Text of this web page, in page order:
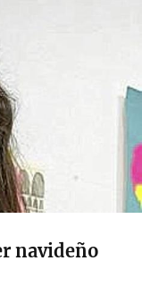
navideño